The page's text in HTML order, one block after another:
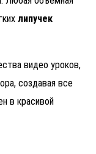
липучек
видео уроков,
создавая все
в красивой